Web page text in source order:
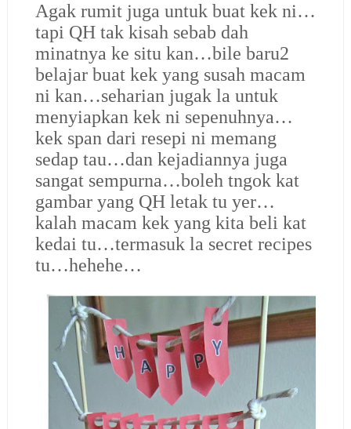
Agak rumit juga untuk buat kek ni…
tapi QH tak kisah sebab dah
minatnya ke situ kan…bile baru2
belajar buat kek yang susah macam
ni kan…seharian jugak la untuk
menyiapkan kek ni sepenuhnya…
kek span dari resepi ni memang
sedap tau…dan kejadiannya juga
sangat sempurna…boleh tngok kat
gambar yang QH letak tu yer…
kalah macam kek yang kita beli kat
kedai tu…termasuk la secret recipes
tu…hehehe…